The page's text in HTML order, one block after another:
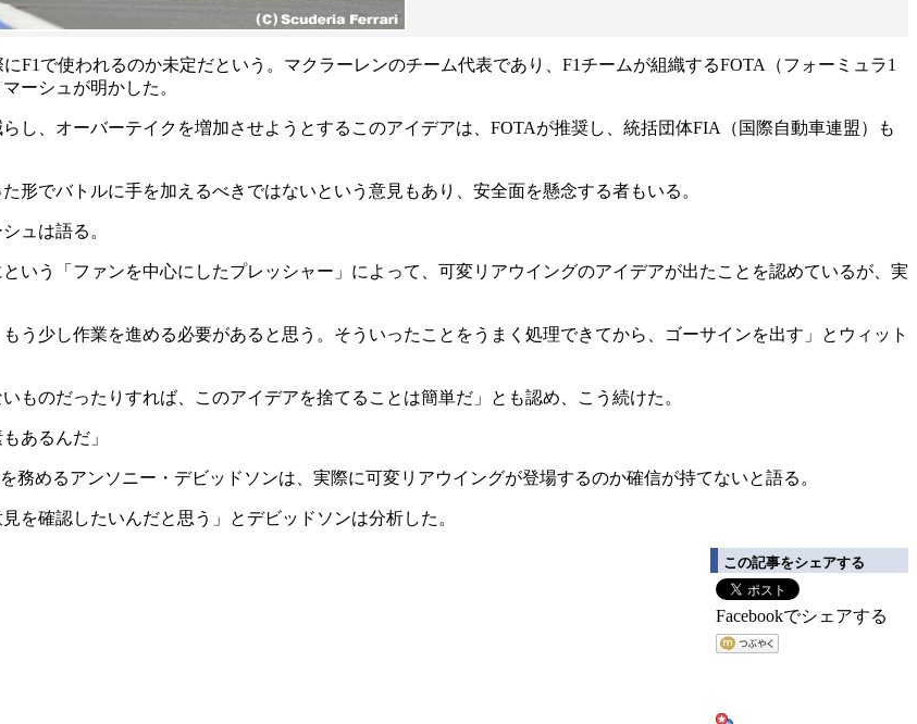
F1で使われるのか未定だという。マクラーレンのチーム代表であり、F1チームが組織するFOTA（フォーミュラ1
ーシュが明かした。
し、オーバーテイクを増加させようとするこのアイデアは、FOTAが推奨し、統括団体FIA（国際自動車連盟）も
形でバトルに手を加えるべきではないという意見もあり、安全面を懸念する者もいる。
ュは語る。
いう「ファンを中心にしたプレッシャー」によって、可変リアウイングのアイデアが出たことを認めているが、実
う少し作業を進める必要があると思う。そういったことをうまく処理できてから、ゴーサインを出す」とウィット
ものだったりすれば、このアイデアを捨てることは簡単だ」とも認め、こう続けた。
あるんだ」
務めるアンソニー・デビッドソンは、実際に可変リアウイングが登場するのか確信が持てないと語る。
を確認したいんだと思う」とデビッドソンは分析した。
この記事をシェアする
Facebookでシェアする